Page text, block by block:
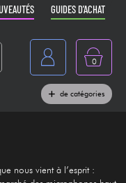
GUIDES D'ACHAT
0
de catégories
nous vient à l’esprit :